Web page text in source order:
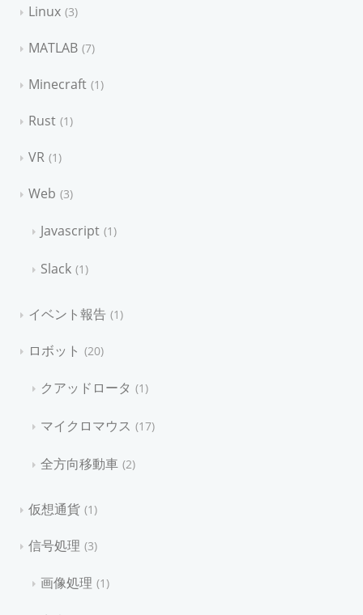
Linux 3
MATLAB 7
Minecraft 1
Rust 1
VR 1
Web 3
Javascript 1
Slack 1
イベント報告 1
ロボット 20
クアッドロータ 1
マイクロマウス 17
全方向移動車 2
仮想通貨 1
信号処理 3
画像処理 1